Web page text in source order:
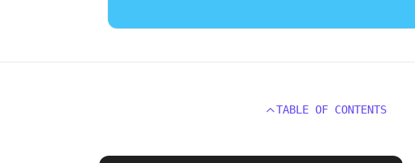
TABLE OF CONTENTS